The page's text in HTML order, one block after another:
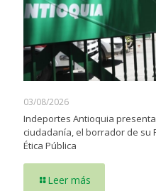
03/08/2026
Indeportes Antioquia
ciudadanía, el borrador de su
Ética Pública
Leer más